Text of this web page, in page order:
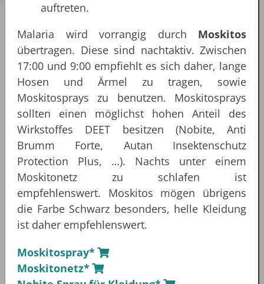
auftreten.
Malaria wird vorrangig durch Moskitos
übertragen. Diese sind nachtaktiv. Zwischen
17:00 und 9:00 empfiehlt es sich daher, lange
Hosen und Ärmel zu tragen, sowie
Moskitosprays zu benutzen. Moskitosprays
sollten einen möglichst hohen Anteil des
Wirkstoffes DEET besitzen (Nobite, Anti
Brumm Forte, Autan Insektenschutz
Protection Plus, …). Nachts unter einem
Moskitonetz zu schlafen ist
empfehlenswert. Moskitos mögen übrigens
die Farbe Schwarz besonders, helle Kleidung
ist daher empfehlenswert.
Moskitospray*
Moskitonetz*